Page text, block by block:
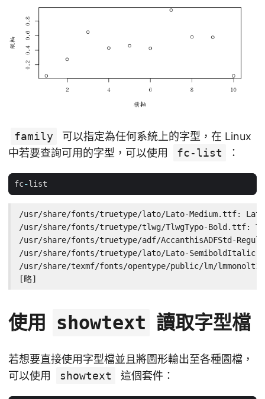
family
可以指定為任何系統上的字型，在 Linux
中若要查詢可用的字型，可以使用
fc-list ：
fc-list
/usr/share/fonts/truetype/lato/Lato-Medium.ttf:
/usr/share/fonts/truetype/tlwg/TlwgTypo-Bold.ttf:
/usr/share/fonts/truetype/adf/AccanthisADFStd-
/usr/share/fonts/truetype/lato/Lato-
/usr/share/texmf/fonts/opentype/public/lm/
[略]
使用 showtext 讀取字型檔
若想要直接使用字型檔並且將圖形輸出至各種圖檔，
可以使用
showtext 這個套件：